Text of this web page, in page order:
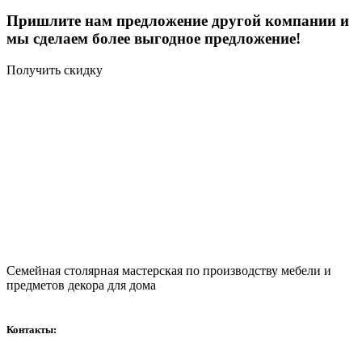
Пришлите нам предложение другой компании и
мы сделаем более выгодное предложение!
Получить скидку
Семейная столярная мастерская по производству мебели и
предметов декора для дома
Контакты: